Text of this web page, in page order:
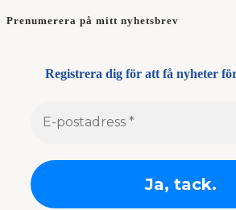
Prenumerera på mitt nyhetsbrev
Registrera dig för att få nyheter